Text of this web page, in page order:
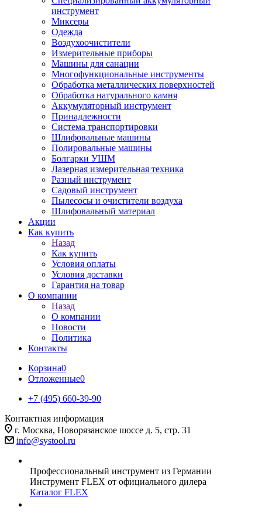
инструмент
Миксеры
Одежда
Воздухоочистители
Измерительные приборы
Машины для санации
Многофункциональные инструменты
Обработка металлических поверхностей
Обработка натурального камня
Аккумуляторный инструмент
Принадлежности
Система транспортировки
Шлифовальные машины
Полировальные машины
Болгарки УШМ
Лазерная измерительная техника
Разный инструмент
Садовый инструмент
Пылесосы и очистители воздуха
Шлифовальный материал
Акции
Как купить
Назад
Как купить
Условия оплаты
Условия доставки
Гарантия на товар
О компании
Назад
О компании
Новости
Политика
Контакты
Корзина0
Отложенные0
+7 (495) 660-39-90
Контактная информация
г. Москва, Новорязанское шоссе д. 5, стр. 31
info@systool.ru
Профессиональный инструмент из Германии
Инструмент FLEX от официального дилера
Каталог FLEX